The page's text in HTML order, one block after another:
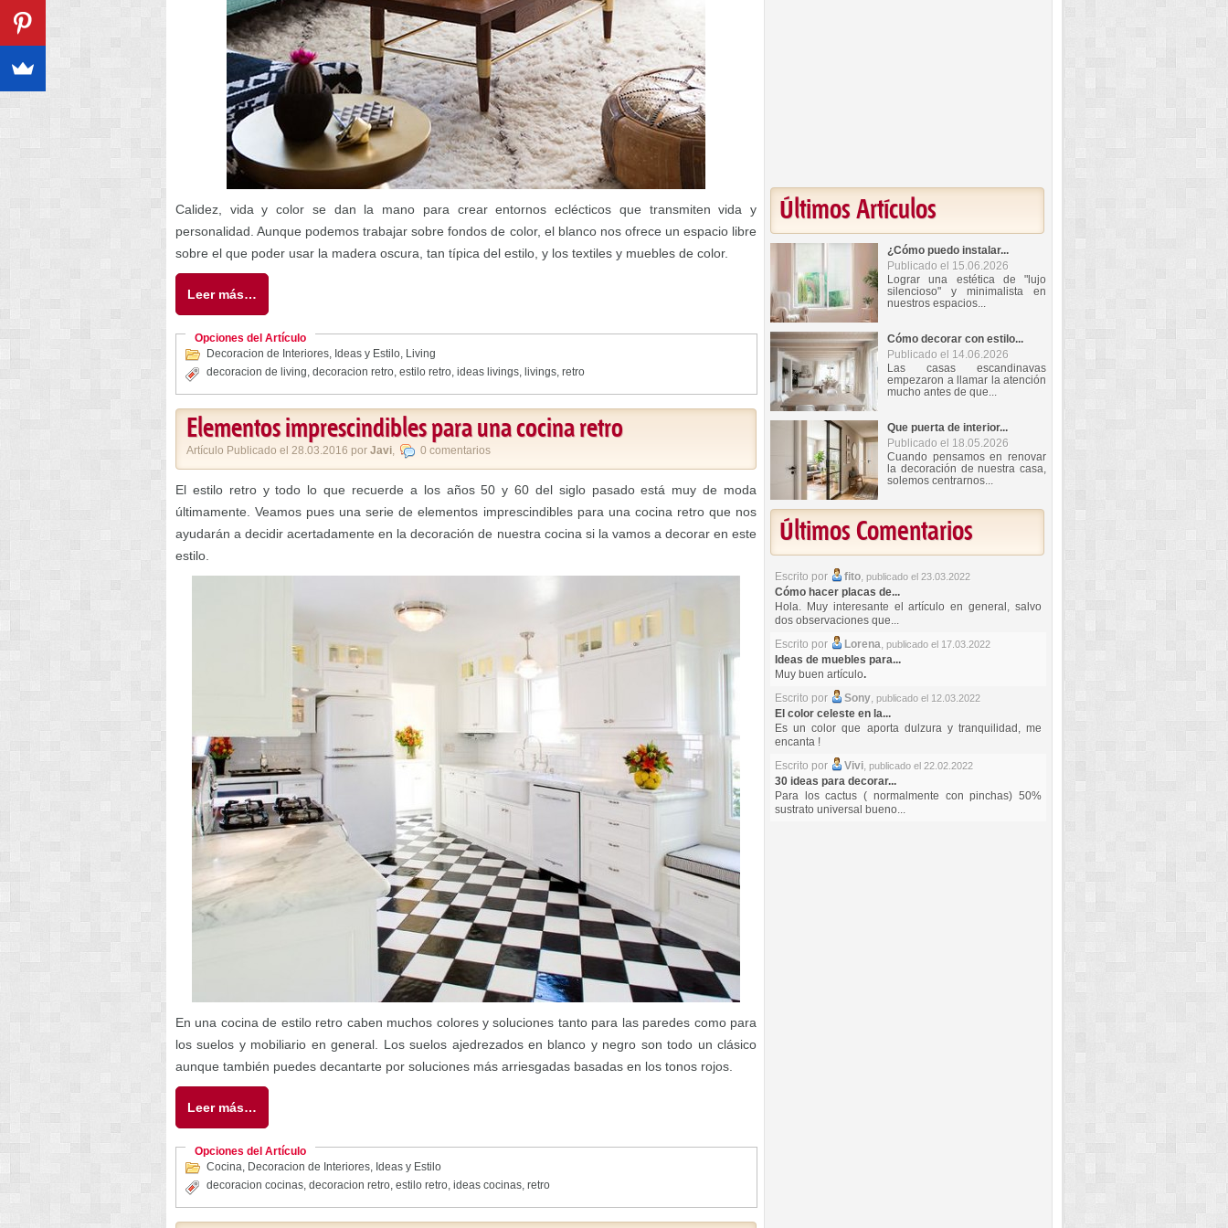
Calidez, vida y color se dan la mano para crear entornos eclécticos que transmiten vida y
personalidad. Aunque podemos trabajar sobre fondos de color, el blanco nos ofrece un espacio libre
sobre el que poder usar la madera oscura, tan típica del estilo, y los textiles y muebles de color.
Leer más…
Opciones del Artículo
Decoracion de Interiores, Ideas y Estilo, Living
decoracion de living, decoracion retro, estilo retro, ideas livings, livings, retro
Elementos imprescindibles para una cocina retro
Artículo Publicado el 28.03.2016 por Javi, 0 comentarios
El estilo retro y todo lo que recuerde a los años 50 y 60 del siglo pasado está muy de moda
últimamente. Veamos pues una serie de elementos imprescindibles para una cocina retro que nos
ayudarán a decidir acertadamente en la decoración de nuestra cocina si la vamos a decorar en este
estilo.
En una cocina de estilo retro caben muchos colores y soluciones tanto para las paredes como para
los suelos y mobiliario en general. Los suelos ajedrezados en blanco y negro son todo un clásico
aunque también puedes decantarte por soluciones más arriesgadas basadas en los tonos rojos.
Leer más…
Opciones del Artículo
Cocina, Decoracion de Interiores, Ideas y Estilo
decoracion cocinas, decoracion retro, estilo retro, ideas cocinas, retro
Últimos Artículos
¿Cómo puedo instalar...
Publicado el 15.06.2026
Lograr una estética de "lujo
silencioso" y minimalista en
nuestros espacios...
Cómo decorar con estilo...
Publicado el 14.06.2026
Las casas escandinavas
empezaron a llamar la atención
mucho antes de que...
Que puerta de interior...
Publicado el 18.05.2026
Cuando pensamos en renovar
la decoración de nuestra casa,
solemos centrarnos...
Últimos Comentarios
Escrito por fito, publicado el 23.03.2022
Cómo hacer placas de...
Hola. Muy interesante el artículo en general, salvo
dos observaciones que...
Escrito por
Lorena, publicado el 17.03.2022
Ideas de muebles para...
Muy buen artículo.
Escrito por
Sony, publicado el 12.03.2022
El color celeste en la...
Es un color que aporta dulzura y tranquilidad, me
encanta !
Escrito por
Vivi, publicado el 22.02.2022
30 ideas para decorar...
Para los cactus ( normalmente con pinchas) 50%
sustrato universal bueno...